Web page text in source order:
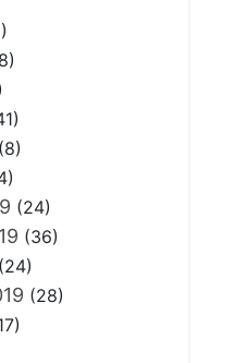
(24)
(36)
(24)
(28)